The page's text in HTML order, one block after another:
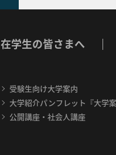
在学生の皆さまへ
受験生向け大学案内
大学紹介パンフレット『大学案
公開講座・社会人講座